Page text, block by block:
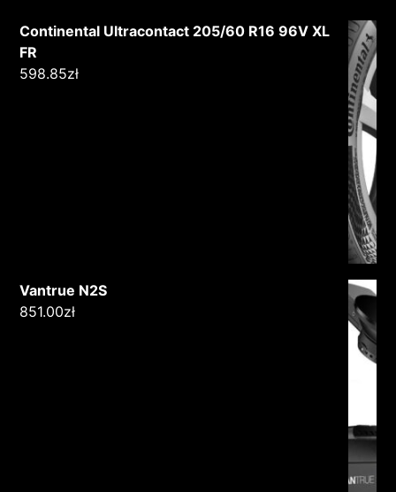
Continental Ultracontact 205/60 R16 96V XL
FR
598.85zł
Vantrue N2S
851.00zł